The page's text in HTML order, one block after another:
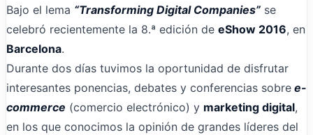
Bajo el lema “Transforming Digital Companies” se
celebró recientemente la 8.ª edición de eShow 2016, en
Barcelona.
Durante dos días tuvimos la oportunidad de disfrutar
interesantes ponencias, debates y conferencias sobre e-
commerce (comercio electrónico) y marketing digital,
en los que conocimos la opinión de grandes líderes del